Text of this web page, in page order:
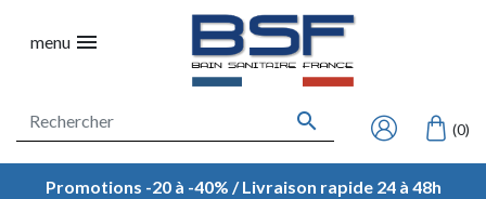
menu 
(0)

Promotions -20 à -40% / Livraison rapide 24 à 48h